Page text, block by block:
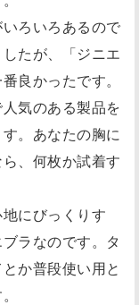
ろいろあるので
たが、「ジニエ
良かったです。
気のある製品を
。あなたの胸に
、何枚か試着す
にびっくりす
ラなのです。タ
か普段使い用と